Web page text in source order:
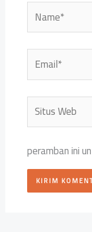
Name*
Email*
Situs
Web
peramban ini